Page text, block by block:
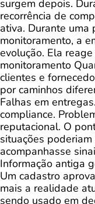
surgem depois.
recorrência de
ativa. Durante uma
monitoramento, a
evolução. Ela
monitoramento
clientes e
por caminhos
Falhas em
compliance.
reputacional. O
situações
acompanhasse
Informação antiga
Um cadastro
mais a realidade
sendo usado em